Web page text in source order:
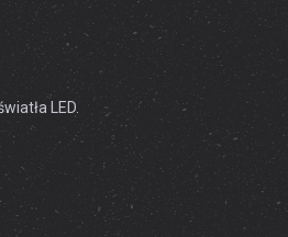
LED.